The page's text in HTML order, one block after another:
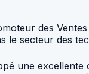
des
le secteur des
une